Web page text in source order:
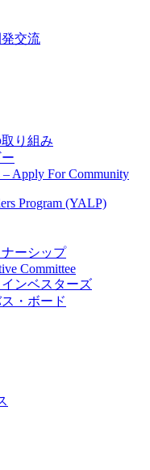
交流
り組み
– Apply For Community
Program (YALP)
ーシップ
Committee
ンベスターズ
・ボード